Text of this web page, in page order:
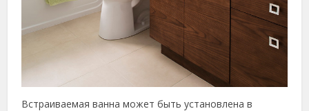
Встраиваемая ванна может быть установлена в